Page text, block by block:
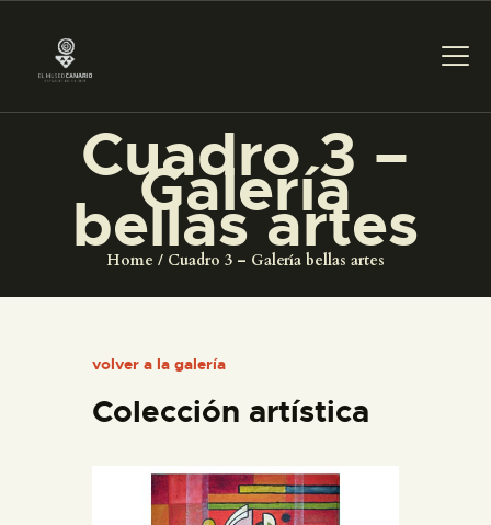
Cuadro 3 –
Galería
bellas artes
Home Cuadro 3 – Galería bellas artes
PREPARAR LA VISITA
ACTIVIDADES
EL MUSEO
DIDÁCTICA
volver a la galería
Colección artística